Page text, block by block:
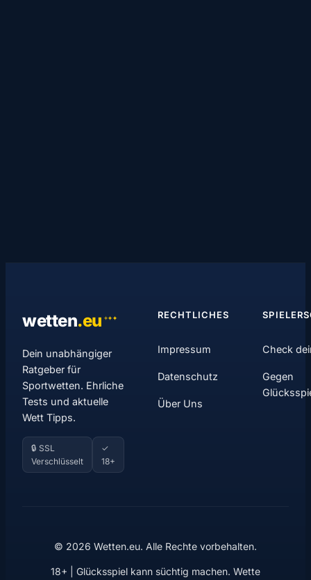
wetten.eu ✦✦ ✦
Dein unabhängiger
Ratgeber für
Sportwetten. Ehrliche
Tests und aktuelle
Wett Tipps.
🔒 SSL
Verschlüsselt
✓
18+
RECHTLICHES
Impressum
Datenschutz
Über Uns
Check
Gegen
© 2026 Wetten.eu. Alle Rechte vorbehalten.
18+ | Glücksspiel kann süchtig machen. Wette